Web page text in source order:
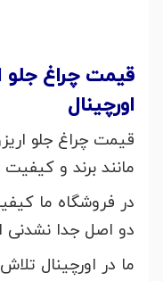
اورچینال
مانند برند و
دو اصل جدا
ما در اورچینال